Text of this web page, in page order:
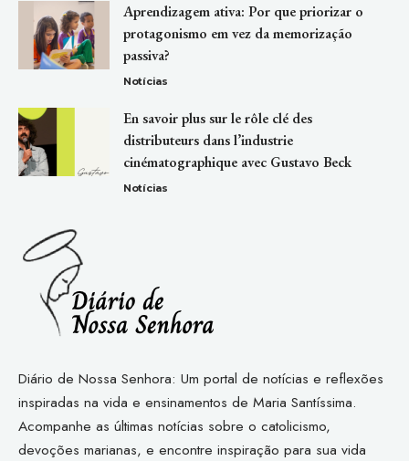
Aprendizagem ativa: Por que priorizar o
protagonismo em vez da memorização
passiva?
Notícias
En savoir plus sur le rôle clé des
distributeurs dans l’industrie
cinématographique avec Gustavo Beck
Notícias
Diário de Nossa Senhora: Um portal de notícias e reflexões
inspiradas na vida e ensinamentos de Maria Santíssima.
Acompanhe as últimas notícias sobre o catolicismo,
devoções marianas, e encontre inspiração para sua vida